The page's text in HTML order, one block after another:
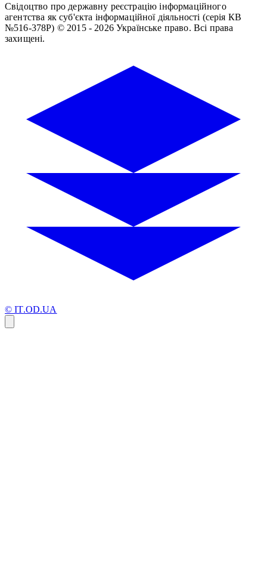
Свідоцтво про державну реєстрацію інформаційного
агентства як суб'єкта інформаційної діяльності (серія КВ
№516-378Р) © 2015 - 2026 Українське право. Всі права
захищені.
© IT.OD.UA